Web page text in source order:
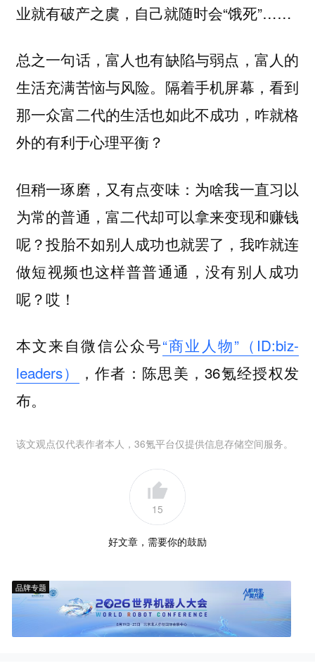
业就有破产之虞，自己就随时会“饿死”……
总之一句话，富人也有缺陷与弱点，富人的
生活充满苦恼与风险。隔着手机屏幕，看到
那一众富二代的生活也如此不成功，咋就格
外的有利于心理平衡？
但稍一琢磨，又有点变味：为啥我一直习以
为常的普通，富二代却可以拿来变现和赚钱
呢？投胎不如别人成功也就罢了，我咋就连
做短视频也这样普普通通，没有别人成功
呢？哎！
本文来自微信公众号“商业人物”（ID:biz-
leaders）
，作者：陈思美，36氪经授权发
布。
该文观点仅代表作者本人，36氪平台仅提供信息存储空间服务。
15
好文章，需要你的鼓励
品牌专题